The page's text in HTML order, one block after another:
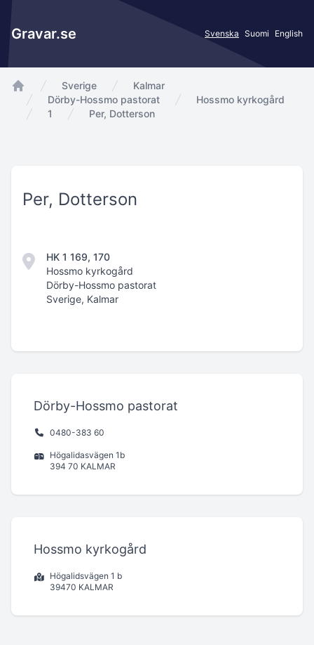
Gravar.se Svenska Suomi English
app.Start
Sverige
Kalmar
Dörby-Hossmo pastorat
Hossmo kyrkogård
1
Per, Dotterson
Per, Dotterson
HK 1 169, 170
Hossmo kyrkogård
Dörby-Hossmo pastorat
Sverige, Kalmar
Dörby-Hossmo pastorat
0480-383 60
Högalidasvägen 1b
394 70 KALMAR
Hossmo kyrkogård
Högalidsvägen 1 b
39470 KALMAR